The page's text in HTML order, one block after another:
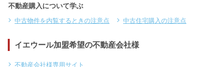
不動産購入について学ぶ
中古物件を内覧するときの注意点 中古住宅購入の注意点
イエウール加盟希望の不動産会社様
不動産会社様専用サイト